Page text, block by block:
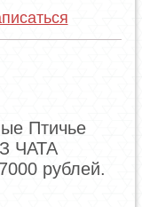
Птичье
ЧАТА
рублей.